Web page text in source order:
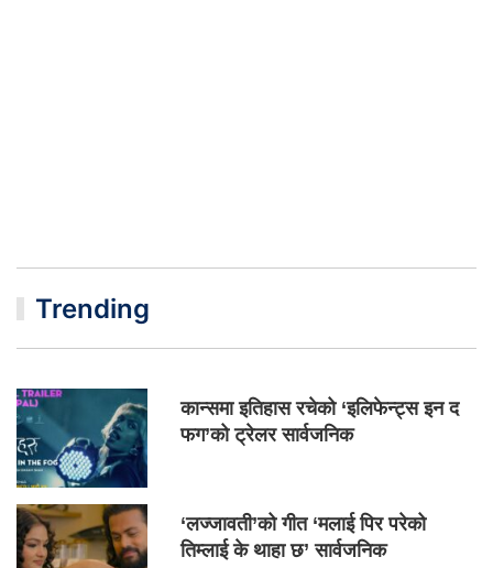
Trending
कान्समा इतिहास रचेको ‘इलिफेन्ट्स इन द
फग’को ट्रेलर सार्वजनिक
‘लज्जावती’को गीत ‘मलाई पिर परेको
तिम्लाई के थाहा छ’ सार्वजनिक